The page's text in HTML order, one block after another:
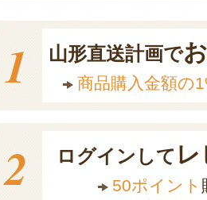
1 山形直送計画で
商品購入金額の
2 ログインして
50ポイント